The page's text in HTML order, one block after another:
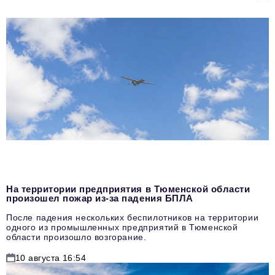
На территории предприятия в Тюменской области
произошел пожар из-за падения БПЛА
После падения нескольких беспилотников на территории
одного из промышленных предприятий в Тюменской
области произошло возгорание.
10 августа 16:54